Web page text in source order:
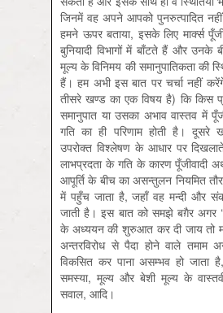
जिनमें वह अपने आपको पुनरुत्पादित
हमने ऊपर बताया, इसके लिए मार्क्स
बुनियादी विभागों में बाँटते हैं और उनके
मूल्य के विनिमय की समानुपातिकता की
हैं। हम अभी इस बात पर चर्चा नहीं
तीसरे खण्ड का एक विषय है) कि किस
समानुपात या उसका अभाव वास्तव में
गति का ही परिणाम होती है। दूसरे
उपरोक्त विश्लेषण के आधार पर
लाभप्रदता के गति के कारण पूँजीवादी
आपूर्ति के बीच का असन्तुलन नियमित
में पहुँच जाता है, जहाँ वह मन्दी और
जाती है। इस बात को समझे बग़ैर अगर
के अध्ययन की शुरुआत कर दी जाय तो
अन्तरविरोध से पैदा होने वाले तमाम
विकसित कर पाना असम्भव हो जाता
समस्या, मूल्य और बेशी मूल्य के
सवाल, आदि।